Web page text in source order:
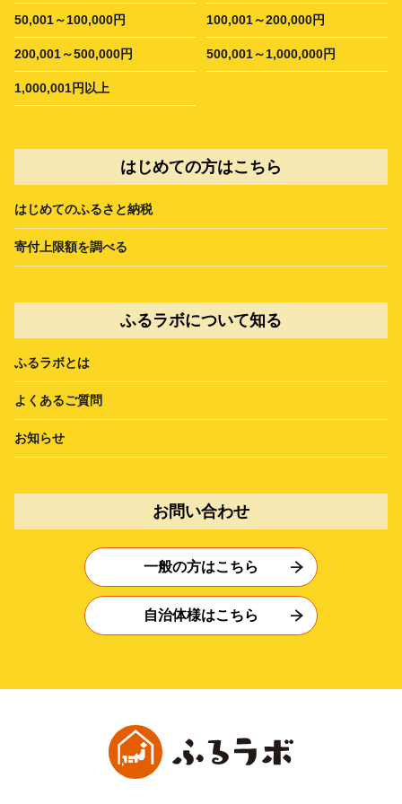
50,001～100,000円 100,001～200,000円
200,001～500,000円 500,001～1,000,000円
1,000,001円以上
はじめての方はこちら
はじめてのふるさと納税
寄付上限額を調べる
ふるラボについて知る
ふるラボとは
よくあるご質問
お知らせ
お問い合わせ
一般の方はこちら
自治体様はこちら